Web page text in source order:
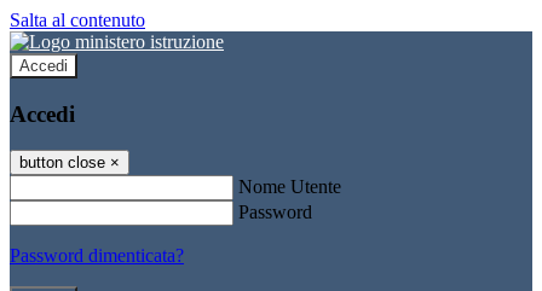
Salta al contenuto
Accedi
Accedi
button close ×
Nome Utente
Password
Password dimenticata?